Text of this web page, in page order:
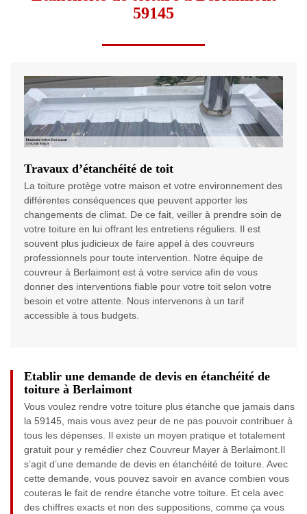
59145
Travaux d’étanchéité de toit
La toiture protège votre maison et votre environnement des
différentes conséquences que peuvent apporter les
changements de climat. De ce fait, veiller à prendre soin de
votre toiture en lui offrant les entretiens réguliers. Il est
souvent plus judicieux de faire appel à des couvreurs
professionnels pour toute intervention. Notre équipe de
couvreur à Berlaimont est à votre service afin de vous
donner des interventions fiable pour votre toit selon votre
besoin et votre attente. Nous intervenons à un tarif
accessible à tous budgets.
Etablir une demande de devis en étanchéité de
toiture à Berlaimont
Vous voulez rendre votre toiture plus étanche que jamais dans
la 59145, mais vous avez peur de ne pas pouvoir contribuer à
tous les dépenses. Il existe un moyen pratique et totalement
gratuit pour y remédier chez Couvreur Mayer à Berlaimont.Il
s’agit d’une demande de devis en étanchéité de toiture. Avec
cette demande, vous pouvez savoir en avance combien vous
couteras le fait de rendre étanche votre toiture. Et cela avec
des chiffres exacts et non des suppositions, comme ça vous